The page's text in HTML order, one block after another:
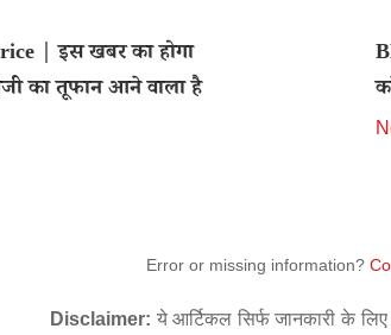
| इस खबर का होगा
का तूफान आने वाला है
Error or missing information?
Disclaimer: ये आर्टिकल सिर्फ जानकारी के